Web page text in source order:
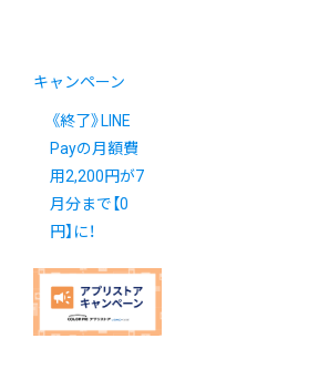
キャンペーン
《終了》LINE
Payの月額費
用2,200円が7
月分まで【0
円】に！